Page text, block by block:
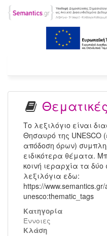
Το λεξιλόγιο είναι
Θησαυρό της UNESCO
απόδοση όρων)
ειδικότερα θέματα.
κοινή ιεραρχία τα
λεξιλόγια εδω:
https://
unesco:thematic_tags
Κατηγορία
Έννοιες
Kλάση